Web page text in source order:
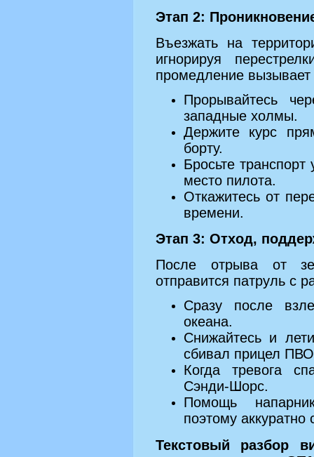
Этап 2:
Въезжать на
игнорируя
промедление вызывает
Прорывайтесь
западные холмы.
Держите курс
борту.
Бросьте
место пилота.
Откажитесь от
времени.
Этап 3: Отход,
После отрыва от
отправится патруль с
Сразу после
океана.
Снижайтесь и
сбивал прицел
Когда тревога
Сэнди-Шорс.
Помощь
поэтому аккуратно
Текстовый разбор